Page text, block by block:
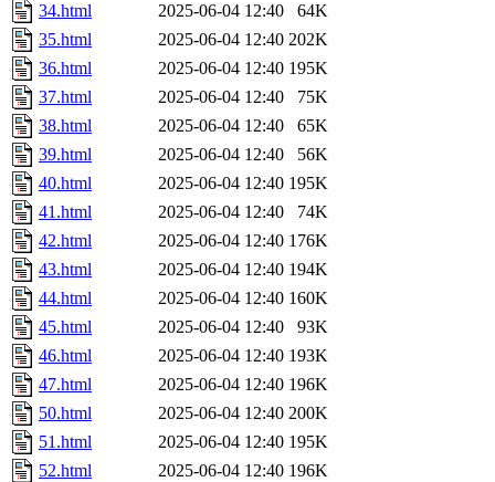
34.html
2025-06-04 12:40
64K
35.html
2025-06-04 12:40 202K
36.html
2025-06-04 12:40 195K
37.html
2025-06-04 12:40
75K
38.html
2025-06-04 12:40
65K
39.html
2025-06-04 12:40
56K
40.html
2025-06-04 12:40 195K
41.html
2025-06-04 12:40
74K
42.html
2025-06-04 12:40 176K
43.html
2025-06-04 12:40 194K
44.html
2025-06-04 12:40 160K
45.html
2025-06-04 12:40
93K
46.html
2025-06-04 12:40 193K
47.html
2025-06-04 12:40 196K
50.html
2025-06-04 12:40 200K
51.html
2025-06-04 12:40 195K
52.html
2025-06-04 12:40 196K